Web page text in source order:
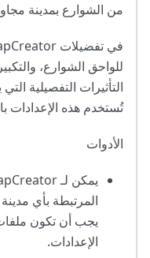
من الشوارع بمدينة
للواحق الشوارع،
التأثيرات التفصيلية
تُستخدم هذه الإعدادات
الأدوات
المرتبطة بأي
الإعدادات.